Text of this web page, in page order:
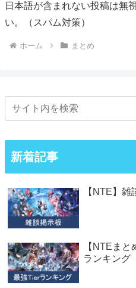
日本語が含まれない投稿は無
い。（スパム対策）
ホーム まとめ
新着記事
【NTE】雑
【NTEま
ランキング